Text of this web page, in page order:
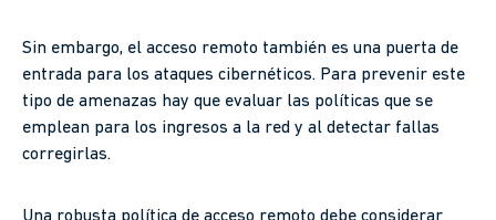
Sin embargo, el acceso remoto también es una puerta de
entrada para los ataques cibernéticos. Para prevenir este
tipo de amenazas hay que evaluar las políticas que se
emplean para los ingresos a la red y al detectar fallas
corregirlas.